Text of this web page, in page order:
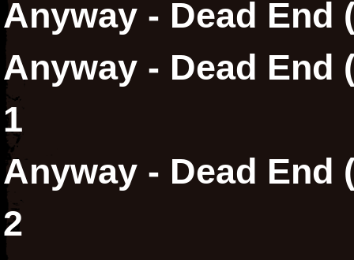
Anyway - Dead End
Anyway - Dead End
1
Anyway - Dead End
2